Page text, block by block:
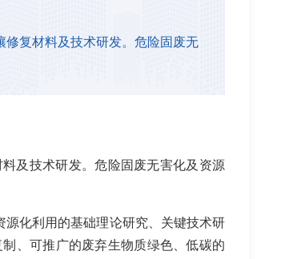
修复材料及技术研发。危险固废无
及技术研发。危险固废无害化及资源
源化利用的基础理论研究、关键技术研
、可推广的废弃生物质绿色、低碳的